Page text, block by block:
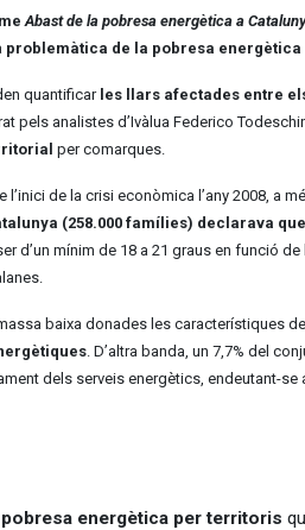
Abast de la pobresa energètica a
problemàtica de la pobresa energètica
quantificar les llars afectades entre
pels analistes d’Ivàlua Federico
per comarques.
de la crisi econòmica l’any 2008, a
(258.000 famílies) declarava
d’un mínim de 18 a 21 graus en funció
baixa donades les característiques
. D’altra banda, un 7,7% del
dels serveis energètics, endeutant-se
energètica per territoris